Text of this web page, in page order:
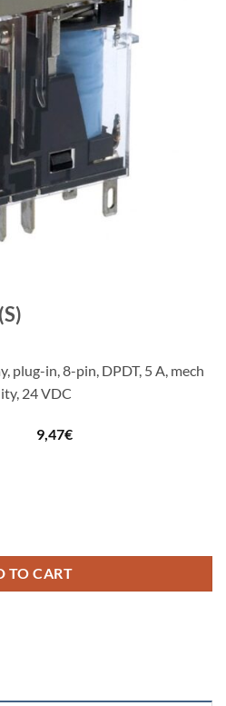
plug-in, 8-pin, DPDT, 5 A, mech
24 VDC
9,47€
TO CART